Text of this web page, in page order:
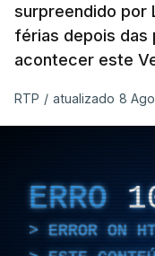
surpreendido por
férias depois das
acontecer este
RTP / atualizado 8
ERRO
ERROR ON